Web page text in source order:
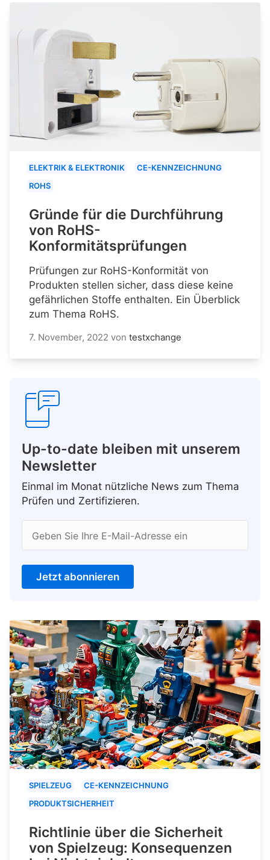
ELEKTRIK & ELEKTRONIK
CE-KENNZEICHNUNG
ROHS
Gründe für die Durchführung
von RoHS-
Konformitätsprüfungen
Prüfungen zur RoHS-Konformität von
Produkten stellen sicher, dass diese keine
gefährlichen Stoffe enthalten. Ein Überblick
zum Thema RoHS.
7. November, 2022 von testxchange
Up-to-date bleiben mit unserem
Newsletter
Einmal im Monat nützliche News zum Thema
Prüfen und Zertifizieren.
Geben Sie Ihre E-Mail-Adresse ein
Jetzt abonnieren
SPIELZEUG
CE-KENNZEICHNUNG
PRODUKTSICHERHEIT
Richtlinie über die Sicherheit
von Spielzeug: Konsequenzen